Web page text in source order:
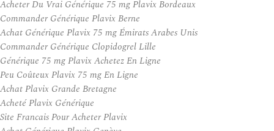
Acheter Du Vrai Générique 75 mg Plavix Bordeaux
Commander Générique Plavix Berne
Achat Générique Plavix 75 mg Émirats Arabes Unis
Commander Générique Clopidogrel Lille
Générique 75 mg Plavix Achetez En Ligne
Peu Coûteux Plavix 75 mg En Ligne
Achat Plavix Grande Bretagne
Acheté Plavix Générique
Site Francais Pour Acheter Plavix